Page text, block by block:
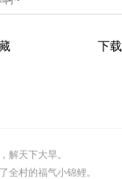
下载
解天下大旱。
全村的福气小锦鲤。